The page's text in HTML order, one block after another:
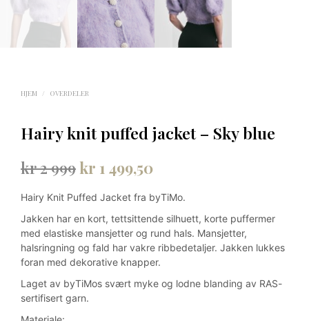
HJEM / OVERDELER
Hairy knit puffed jacket – Sky blue
kr2 999 Opprinnelig
pris
var:
kr 2
999.
kr 1 499,50Nåværende
pris
er:
kr 1
499,50.
Hairy Knit Puffed Jacket fra byTiMo.
Jakken har en kort, tettsittende silhuett, korte puffermer
med elastiske mansjetter og rund hals. Mansjetter,
halsringning og fald har vakre ribbedetaljer. Jakken lukkes
foran med dekorative knapper.
Laget av byTiMos svært myke og lodne blanding av RAS-
sertifisert garn.